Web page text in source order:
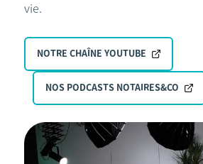
vie.
NOTRE CHAÎNE YOUTUBE
NOS PODCASTS NOTAIRES&CO